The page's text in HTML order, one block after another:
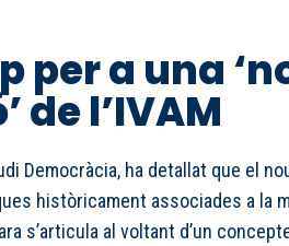
per a una
de l’IVAM
Democràcia, ha detallat que el
històricament associades a la
s’articula al voltant d’un